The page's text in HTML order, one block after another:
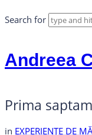
Search for
Andreea
Prima
in EXPERIENȚE DE